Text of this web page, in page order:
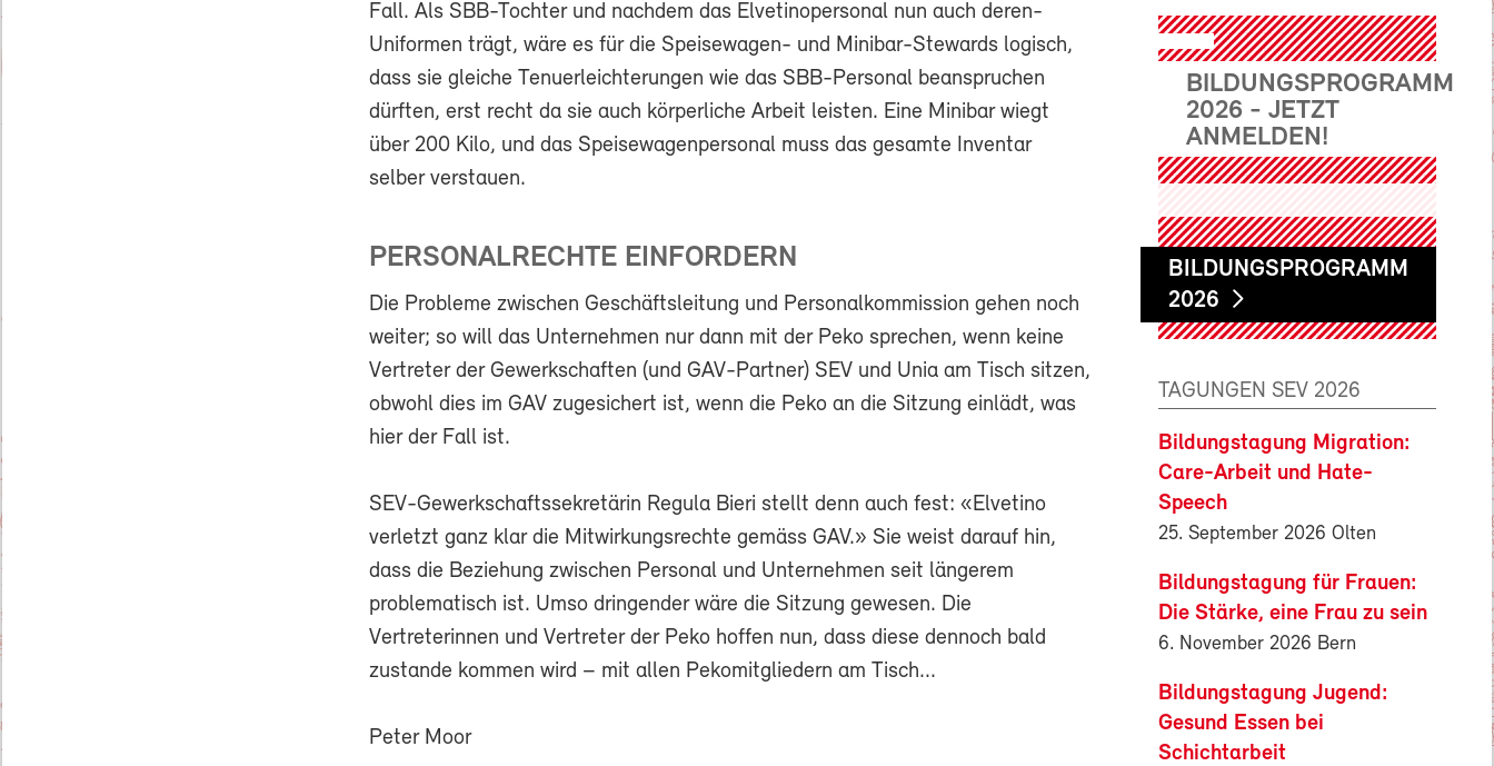
Fall. Als SBB-Tochter und nachdem das Elvetinopersonal nun auch deren-
Uniformen trägt, wäre es für die Speisewagen- und Minibar-Stewards logisch,
dass sie gleiche Tenuerleichterungen wie das SBB-Personal beanspruchen
dürften, erst recht da sie auch körperliche Arbeit leisten. Eine Minibar wiegt
über 200 Kilo, und das Speisewagenpersonal muss das gesamte Inventar
selber verstauen.
PERSONALRECHTE EINFORDERN
Die Probleme zwischen Geschäftsleitung und Personalkommission gehen noch
weiter; so will das Unternehmen nur dann mit der Peko sprechen, wenn keine
Vertreter der Gewerkschaften (und GAV-Partner) SEV und Unia am Tisch sitzen,
obwohl dies im GAV zugesichert ist, wenn die Peko an die Sitzung einlädt, was
hier der Fall ist.
SEV-Gewerkschaftssekretärin Regula Bieri stellt denn auch fest: «Elvetino
verletzt ganz klar die Mitwirkungsrechte gemäss GAV.» Sie weist darauf hin,
dass die Beziehung zwischen Personal und Unternehmen seit längerem
problematisch ist. Umso dringender wäre die Sitzung gewesen. Die
Vertreterinnen und Vertreter der Peko hoffen nun, dass diese dennoch bald
zustande kommen wird – mit allen Pekomitgliedern am Tisch...
Peter Moor
BILDUNGSPROGRAMM
2026 - JETZT
ANMELDEN!
BILDUNGSPROGRAMM
2026
TAGUNGEN SEV 2026
Bildungstagung Migration:
Care-Arbeit und Hate-
Speech
25. September 2026 Olten
Bildungstagung für Frauen:
Die Stärke, eine Frau zu sein
6. November 2026 Bern
Bildungstagung Jugend:
Gesund Essen bei
Schichtarbeit